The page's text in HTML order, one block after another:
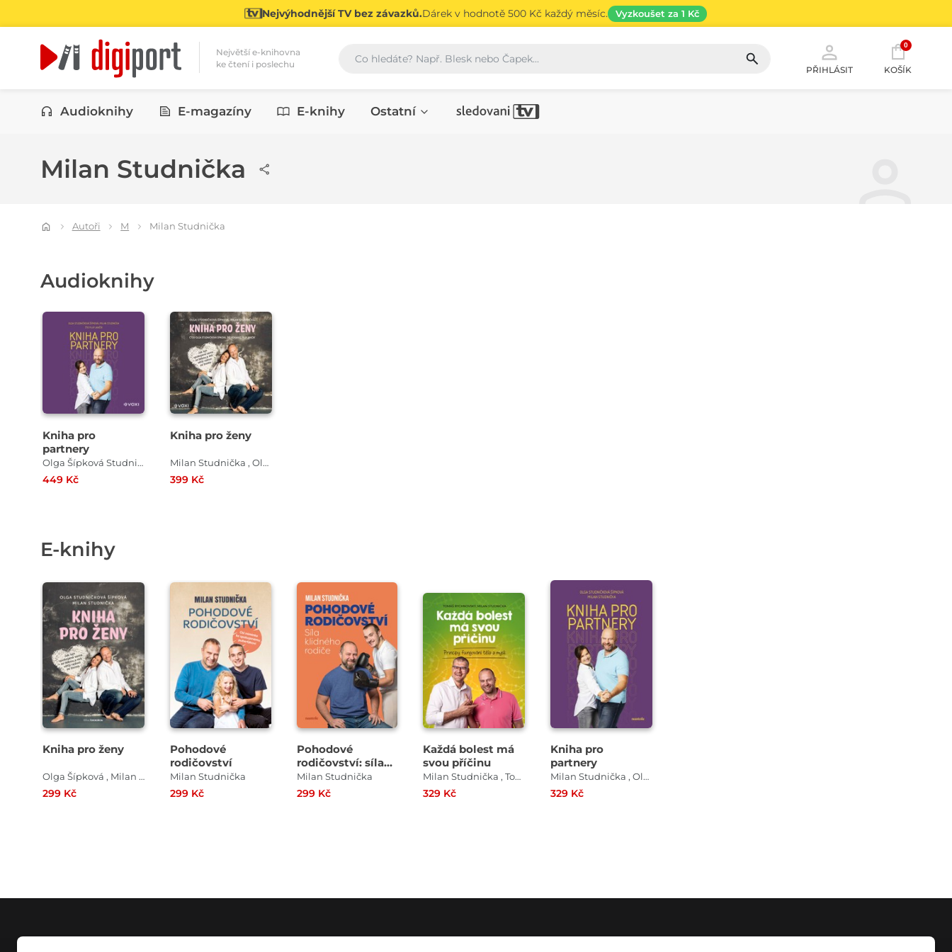
Nejvýhodnější TV bez závazků.Dárek v hodnotě 500 Kč každý měsíc. Vyzkoušet za 1 Kč
Největší e-knihovna
ke čtení i poslechu
Vyhledávání
PŘIHLÁSIT
0
KOŠÍK
Kategorie
Audioknihy E-magazíny E-knihy Ostatní
Milan Studnička
Autoři M Milan Studnička
Audioknihy
Kniha pro
partnery
Olga Šípková Studničková , Milan Studnička
449 Kč
Přehrát
ukázku
Kniha pro ženy
Milan Studnička , Olga Studničková Šípková
399 Kč
E-knihy
Kniha pro ženy
Olga Šípková , Milan Studnička
299 Kč
Pohodové
rodičovství
Milan Studnička
299 Kč
Pohodové
rodičovství: síla
klidného rodiče
Milan Studnička
299 Kč
Každá bolest má
svou příčinu
Milan Studnička , Tomáš Rychnovský
329 Kč
Kniha pro
partnery
Milan Studnička , Olga Šípková
329 Kč